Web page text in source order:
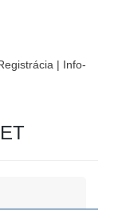
| Info-